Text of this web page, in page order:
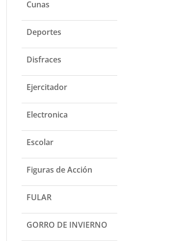
Cunas
Deportes
Disfraces
Ejercitador
Electronica
Escolar
Figuras de Acción
FULAR
GORRO DE INVIERNO